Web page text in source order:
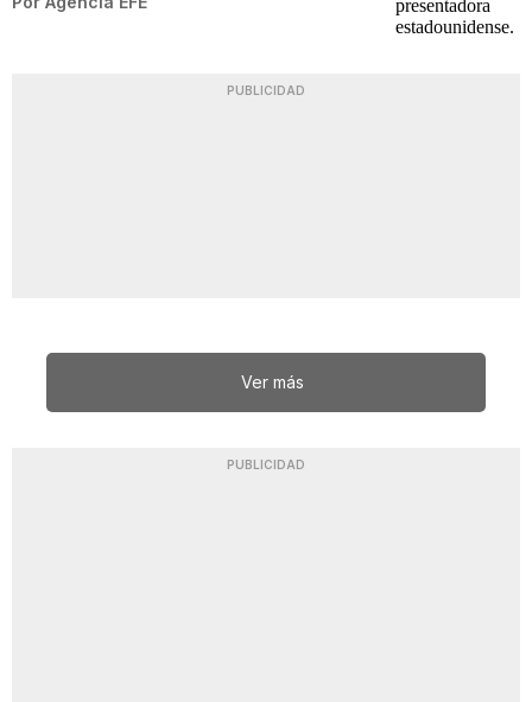
PUBLICIDAD
Ver más
PUBLICIDAD